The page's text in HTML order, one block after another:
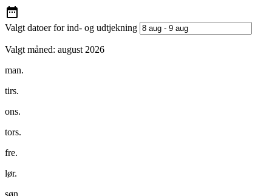
Valgt datoer for ind- og udtjekning
Valgt måned: august 2026
man.
tirs.
ons.
tors.
fre.
lør.
søn.